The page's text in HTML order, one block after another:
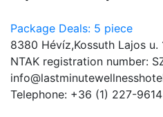
Package Deals: 5 piece
8380 Hévíz,Kossuth Lajos u.
NTAK registration number:
Telephone: +36 (1) 227-9614